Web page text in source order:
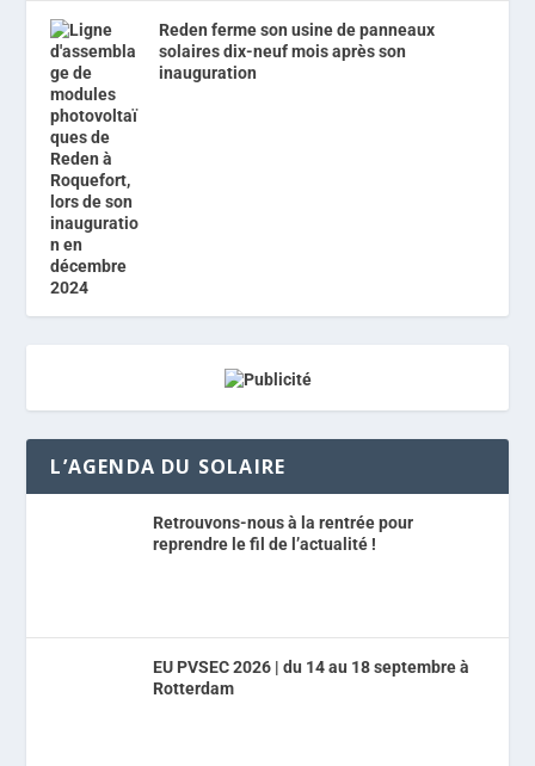
Reden ferme son usine de panneaux
solaires dix-neuf mois après son
inauguration
L’AGENDA DU SOLAIRE
Retrouvons-nous à la rentrée pour
reprendre le fil de l’actualité !
EU PVSEC 2026 | du 14 au 18 septembre à
Rotterdam